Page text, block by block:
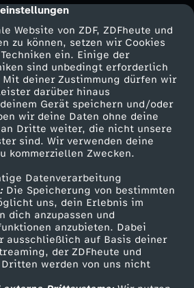
Website von ZDF, ZDFheute und
zu können, setzen wir Cookies
ein. Einige der
sind unbedingt erforderlich
deiner Zustimmung dürfen wir
darüber hinaus
Gerät speichern und/oder
wir deine Daten ohne deine
Dritte weiter, die nicht unsere
sind. Wir verwenden deine
kommerziellen Zwecken.
Datenverarbeitung
Die Speicherung von bestimmten
uns, dein Erlebnis im
dich anzupassen und
anzubieten. Dabei
ausschließlich auf Basis deiner
der ZDFheute und
werden von uns nicht
Service
ZDFmitreden
Kontakt zum ZDF
Tickets
Zuschauerservice
Hilfe